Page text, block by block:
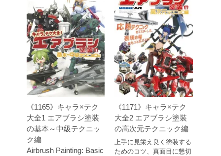
《1165》キャラ×テク
大全1 エアブラシ塗装
の基本～中級テクニッ
ク編
Airbrush Painting: Basic
《1171》キャラ×テク
大全2 エアブラシ塗装
の高次元テクニック編
上手に見栄え良く塗装する
ためのコツ、真面目に懇切